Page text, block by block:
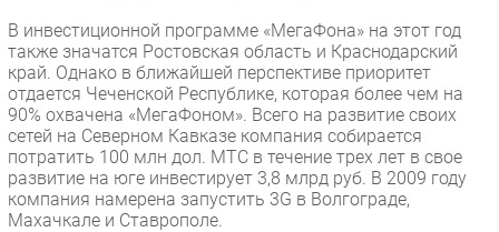
В инвестиционной программе «МегаФона» на этот год
также значатся Ростовская область и Краснодарский
край. Однако в ближайшей перспективе приоритет
отдается Чеченской Республике, которая более чем на
90% охвачена «МегаФоном». Всего на развитие своих
сетей на Северном Кавказе компания собирается
потратить 100 млн дол. МТС в течение трех лет в свое
развитие на юге инвестирует 3,8 млрд руб. В 2009 году
компания намерена запустить 3G в Волгограде,
Махачкале и Ставрополе.